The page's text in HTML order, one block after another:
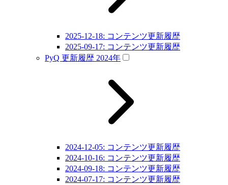
2025-12-18: コンテンツ更新履歴
2025-09-17: コンテンツ更新履歴
PyQ 更新履歴 2024年
2024-12-05: コンテンツ更新履歴
2024-10-16: コンテンツ更新履歴
2024-09-18: コンテンツ更新履歴
2024-07-17: コンテンツ更新履歴